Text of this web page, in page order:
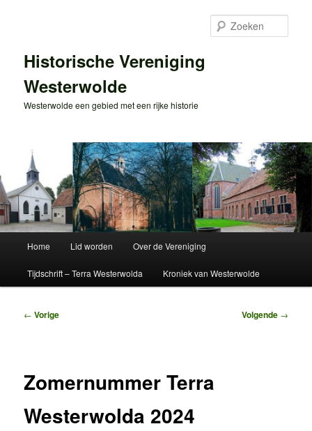
inhoudHistorische Vereniging
Westerwolde
Westerwolde een gebied met een rijke historie
Home Lid worden Over de Vereniging
Tijdschrift – Terra Westerwolda Kroniek van Westerwolde
Bericht
← Vorige Volgende →
Zomernummer Terra
Westerwolda 2024